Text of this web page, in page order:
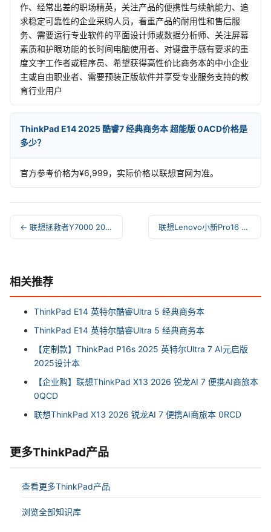
作、经常出差的职场精英，关注产品的便携性与续航能力、追
求稳定可靠性的企业采购人员，看重产品的耐用性和售后服
务、需要运行专业软件的平面设计师或数据分析师、关注屏幕
素质和护眼功能的长时间电脑使用者、对键盘手感有要求的重
度文字工作者或程序员、希望获得高性价比商务本的中小企业
主或自由职业者、需要预装正版软件并享受专业服务支持的教
育行业用户
ThinkPad E14 2025 酷睿7 经典商务本 超能版 0ACD价格是
多少？
官方参考价格为¥6,999，实际价格以联想官网为准。
← 联想拯救者Y7000 2025 15.3英寸AI高静游戏本 联想Lenovo小新Pro16 AI超能本16英寸笔记本电脑 →
相关推荐
ThinkPad E14 英特尔酷睿Ultra 5 经典商务本
ThinkPad E14 英特尔酷睿Ultra 5 经典商务本
【定制款】ThinkPad P16s 2025 英特尔Ultra 7 AI元启版
2025设计本
【企业购】联想ThinkPad X13 2026 锐龙AI 7 便携AI商旅本
0QCD
联想ThinkPad X13 2026 锐龙AI 7 便携AI商旅本 0RCD
更多ThinkPad产品
查看更多ThinkPad产品
浏览全部知识库